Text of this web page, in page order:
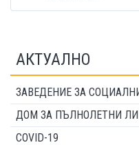
АКТУАЛНО
ЗАВЕДЕНИЕ ЗА
ДОМ ЗА ПЪЛНОЛЕТНИ
COVID-19